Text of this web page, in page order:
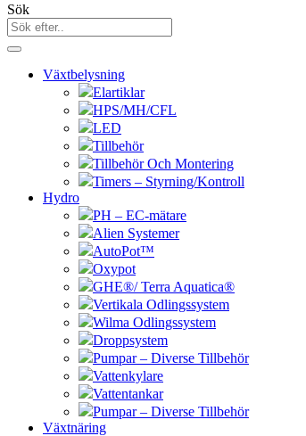
Sök
Växtbelysning
Elartiklar
HPS/MH/CFL
LED
Tillbehör
Tillbehör Och Montering
Timers – Styrning/Kontroll
Hydro
PH – EC-mätare
Alien Systemer
AutoPot™
Oxypot
GHE®/ Terra Aquatica®
Vertikala Odlingssystem
Wilma Odlingssystem
Droppsystem
Pumpar – Diverse Tillbehör
Vattenkylare
Vattentankar
Pumpar – Diverse Tillbehör
Växtnäring